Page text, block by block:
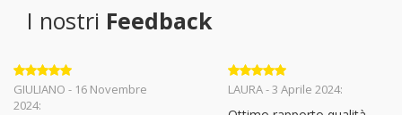
I nostri Feedback
Valutato 5
su 5
GIULIANO - 16 Novembre
2024:
Valutato 5
LAURA - 3 Aprile 2024: